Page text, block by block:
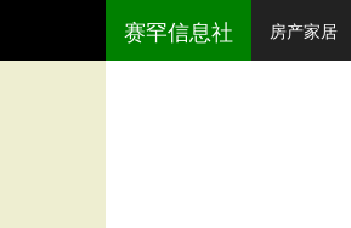
赛罕信息社 房产家居